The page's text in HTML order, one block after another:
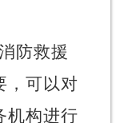
防救援
，可以对
机构进行